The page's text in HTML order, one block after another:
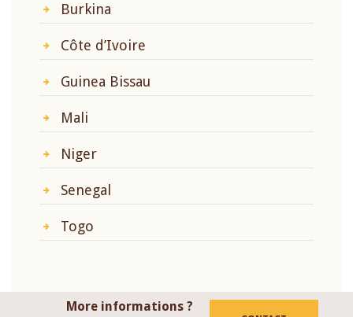
Burkina
Côte d’Ivoire
Guinea Bissau
Mali
Niger
Senegal
Togo
More informations ?